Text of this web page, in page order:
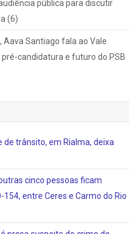
pública para discutir
(6)
Santiago fala ao Vale
candidatura e futuro do PSB
de trânsito, em Rialma, deixa
cinco pessoas ficam
entre Ceres e Carmo do Rio